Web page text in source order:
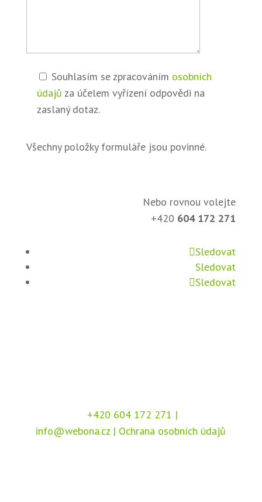
Souhlasím se zpracováním osobních
údajů za účelem vyřízení odpovědi na
zaslaný dotaz.
Všechny položky formuláře jsou povinné.
Nebo rovnou volejte
+420 604 172 271
Sledovat
Sledovat
Sledovat
+420 604 172 271 |
info@webona.cz | Ochrana osobních údajů